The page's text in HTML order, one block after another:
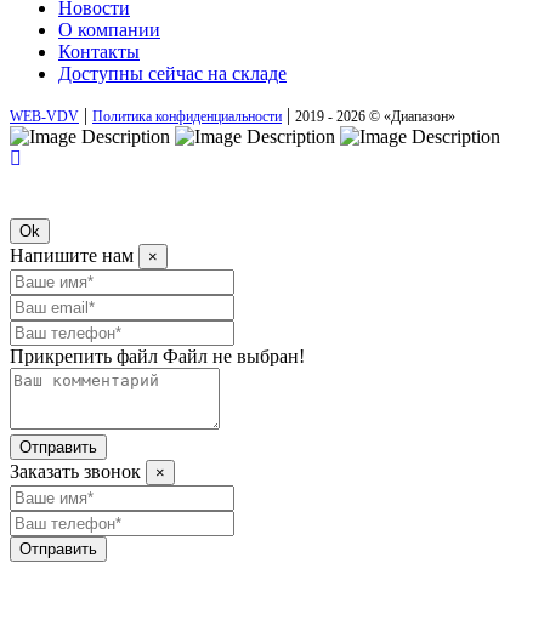
Новости
О компании
Контакты
Доступны сейчас на складе
WEB-VDV | Политика конфиденциальности | 2019 - 2026 © «Диапазон»
Ok
Напишите нам ×
Прикрепить файл Файл не выбран!
Отправить
Заказать звонок ×
Отправить